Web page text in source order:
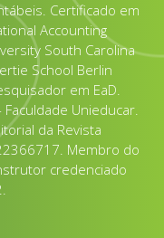
Certificado em
Accounting
South Carolina
School Berlin
em EaD.
Unieducar.
da Revista
Membro do
credenciado